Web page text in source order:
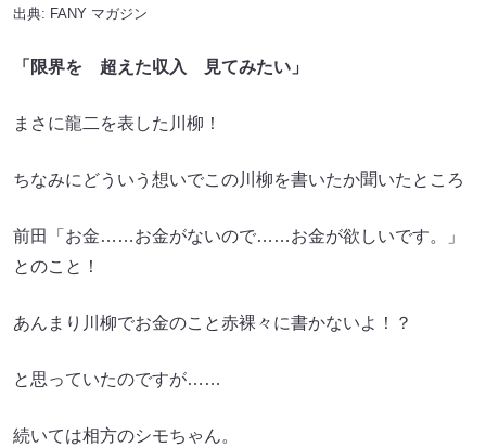
出典: FANY マガジン
「限界を 超えた収入 見てみたい」
まさに龍二を表した川柳！
ちなみにどういう想いでこの川柳を書いたか聞いたところ
前田「お金……お金がないので……お金が欲しいです。」
とのこと！
あんまり川柳でお金のこと赤裸々に書かないよ！？
と思っていたのですが……
続いては相方のシモちゃん。